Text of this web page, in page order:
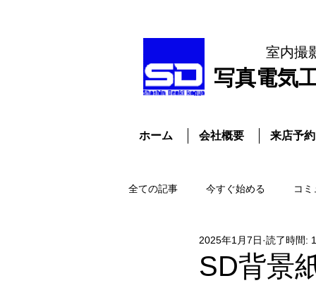
写真電気
室内撮
ホーム 会社概要 来店予
全ての記事 今すぐ始める コ
SD背景
2025年1月7日 読了時間: